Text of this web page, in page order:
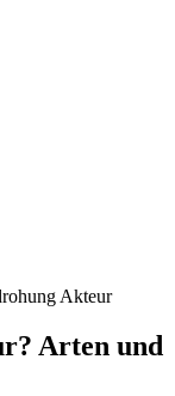
Akteur
Arten und